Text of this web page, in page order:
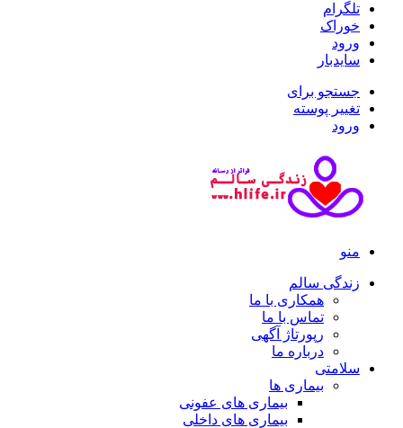
تلگرام
خوراک
ورود
سایدبار
جستجو برای
تغییر پوسته
ورود
منو
زندگی سالم
همکاری با ما
تماس با ما
رپورتاژ آگهی
درباره ما
سلامتی
بیماری ها
بیماری های عفونی
بیماری های داخلی